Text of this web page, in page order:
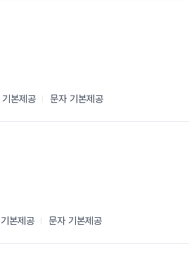
기본제공 문자 기본제공
기본제공 문자 기본제공